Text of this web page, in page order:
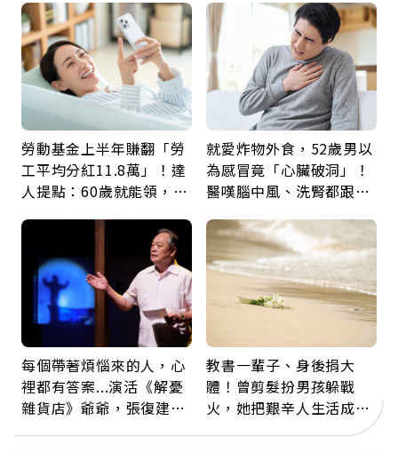
鍵
勞動基金上半年賺翻「勞
工平均分紅11.8萬」！達
人提點：60歲就能領，重
就愛炸物外食，52歲男以
為感冒竟「心臟破洞」！
醫嘆腦中風、洗腎都跟它
救
每個帶著煩惱來的人，心
裡都有答案...演活《解憂
雜貨店》爺爺，張復建：
教書一輩子、身後捐大
體！曾剪髮扮男孩躲戰
火，她把艱辛人生活成風
景：生命價值在於成為祝